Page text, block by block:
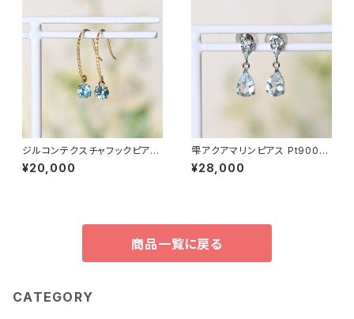
ジルコンテクスチャフックピアス
K18YG（GH3036）
¥20,000
雫アクアマリンピアス Pt900
（GH3151）
¥28,000
商品一覧に戻る
CATEGORY